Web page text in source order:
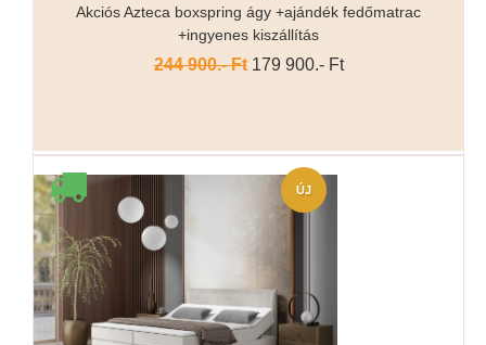
Akciós Azteca boxspring ágy +ajándék fedőmatrac
+ingyenes kiszállítás
244 900.- Ft179 900.- Ft
ÚJ